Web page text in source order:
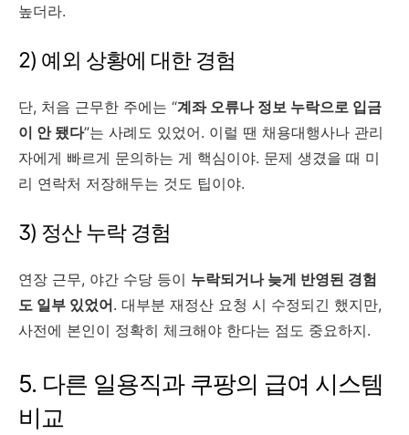
높더라.
2) 예외 상황에 대한 경험
단, 처음 근무한 주에는 “계좌 오류나 정보 누락으로 입금
이 안 됐다”는 사례도 있었어. 이럴 땐 채용대행사나 관리
자에게 빠르게 문의하는 게 핵심이야. 문제 생겼을 때 미
리 연락처 저장해두는 것도 팁이야.
3) 정산 누락 경험
연장 근무, 야간 수당 등이 누락되거나 늦게 반영된 경험
도 일부 있었어. 대부분 재정산 요청 시 수정되긴 했지만,
사전에 본인이 정확히 체크해야 한다는 점도 중요하지.
5. 다른 일용직과 쿠팡의 급여 시스템
비교